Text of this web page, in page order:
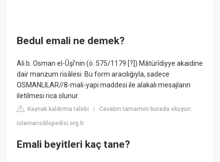
Bedul emali ne demek?
Ali b. Osman el-Ûşî'nin (ö. 575/1179 [?]) Mâtürîdiyye akaidine
dair manzum risâlesi. Bu form aracılığıyla, sadece
OSMANLILAR//8-mali-yapi maddesi ile alakalı mesajların
iletilmesi rica olunur.
Kaynak kaldırma talebi |Cevabın tamamını burada okuyun:
islamansiklopedisi.org.tr
Emali beyitleri kaç tane?